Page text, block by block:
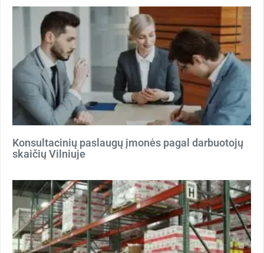
Konsultacinių paslaugų įmonės pagal darbuotojų
skaičių Vilniuje